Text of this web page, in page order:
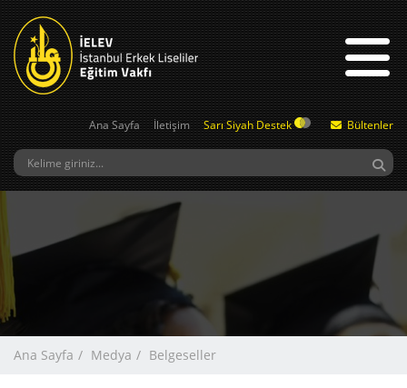
Ana Sayfa İletişim Sarı Siyah Destek Bültenler
Ana Sayfa Medya Belgeseller